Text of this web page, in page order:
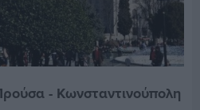
- Κωνσταντινούπολη